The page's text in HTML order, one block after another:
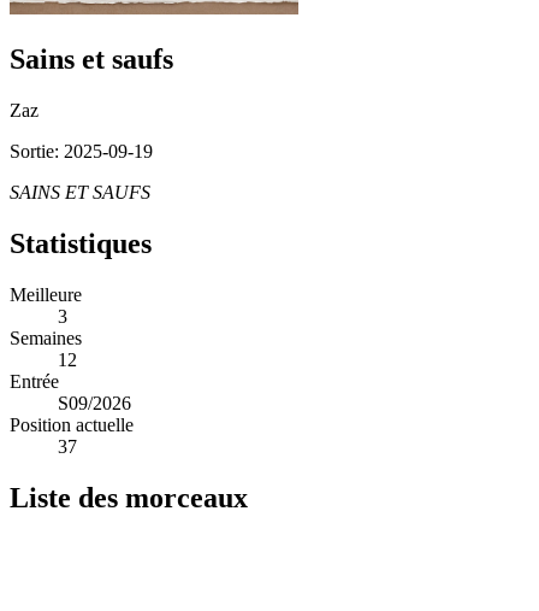
Sains et saufs
Zaz
Sortie: 2025-09-19
SAINS ET SAUFS
Statistiques
Meilleure
3
Semaines
12
Entrée
S09/2026
Position actuelle
37
Liste des morceaux